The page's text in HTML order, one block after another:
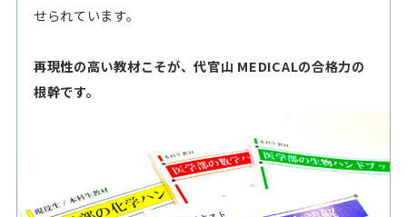
せられています。
再現性の高い教材こそが、代官山 MEDICALの合格力の
根幹です。